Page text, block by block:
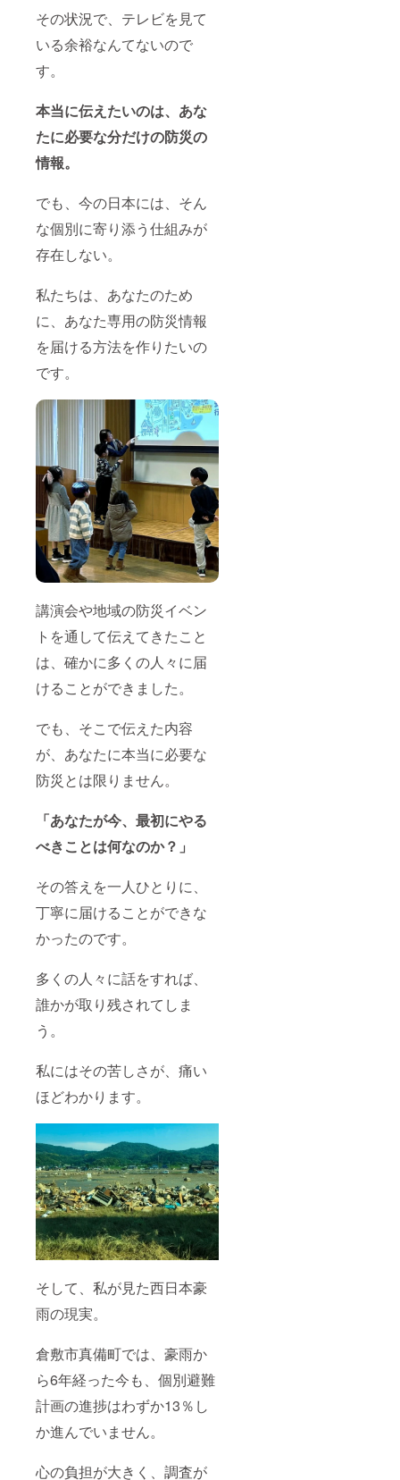
その状況で、テレビを見て
いる余裕なんてないので
す。
本当に伝えたいのは、あな
たに必要な分だけの防災の
情報。
でも、今の日本には、そん
な個別に寄り添う仕組みが
存在しない。
私たちは、あなたのため
に、あなた専用の防災情報
を届ける方法を作りたいの
です。
講演会や地域の防災イベン
トを通して伝えてきたこと
は、確かに多くの人々に届
けることができました。
でも、そこで伝えた内容
が、あなたに本当に必要な
防災とは限りません。
「あなたが今、最初にやる
べきことは何なのか？」
その答えを一人ひとりに、
丁寧に届けることができな
かったのです。
多くの人々に話をすれば、
誰かが取り残されてしま
う。
私にはその苦しさが、痛い
ほどわかります。
そして、私が見た西日本豪
雨の現実。
倉敷市真備町では、豪雨か
ら6年経った今も、個別避難
計画の進捗はわずか13％し
か進んでいません。
心の負担が大きく、調査が